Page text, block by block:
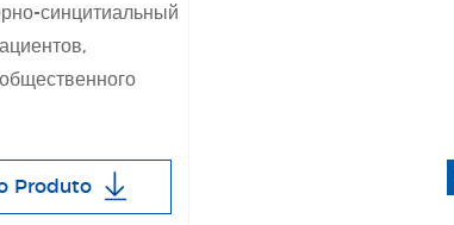
синцитиальный
Produto